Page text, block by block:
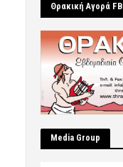
Θρακική Αγορά FB
Μedia Group